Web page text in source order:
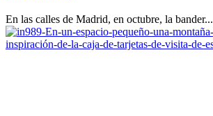
En las calles de Madrid, en octubre, la bander...